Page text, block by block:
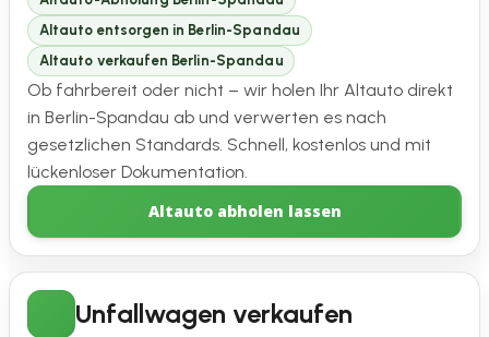
Altauto entsorgen in Berlin-Spandau
Altauto verkaufen Berlin-Spandau
Ob fahrbereit oder nicht – wir holen Ihr Altauto direkt
in Berlin-Spandau ab und verwerten es nach
gesetzlichen Standards. Schnell, kostenlos und mit
lückenloser Dokumentation.
Altauto abholen lassen
Unfallwagen verkaufen